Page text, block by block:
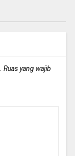
Ruas yang wajib